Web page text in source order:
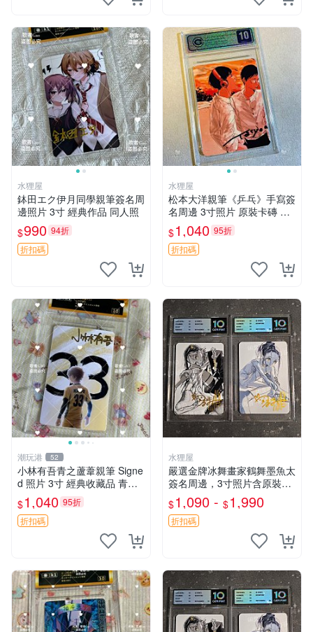
水狸屋
鉢田エク伊月同學親筆簽名周
邊照片 3寸 經典作品 同人照
$990 94折
折扣碼
水狸屋
松本大洋親筆《乒乓》手寫簽
名周邊 3寸照片 原裝卡磚 收
藏好物 乒乓 The Animation
松本大洋 簽名 周邊 注記：此
商品為作者親筆簽名，附原
$1,040 95折
折扣碼
潮玩港 52
小林有吾青之蘆葦親筆 Signe
d 照片 3寸 經典收藏品 青之
蘆葦限量版 周邊 相框裝裱 青
之蘆葦 簽名照 小林有吾
$1,040 95折
折扣碼
水狸屋
嚴選金牌冰舞畫家鶴舞墨魚太
簽名周邊，3寸照片含原裝卡
磚。收藏自用，面簽確保證
實。 冰舞 簽名 周邊
$1,090 - $1,990
折扣碼